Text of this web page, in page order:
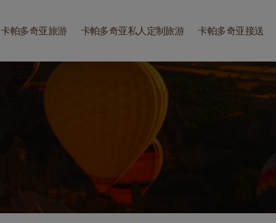
卡帕多奇亚旅游 卡帕多奇亚私人定制旅游 卡帕多奇亚接送